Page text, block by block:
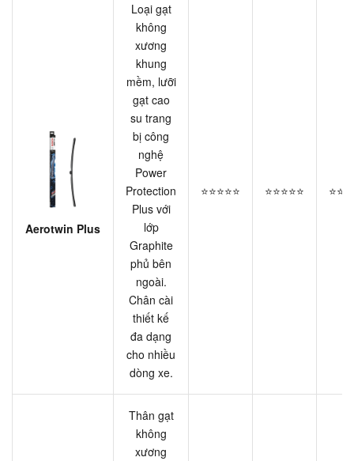
Aerotwin Plus
Loại gạt
không
xương
khung
mềm, lưỡi
gạt cao
su trang
bị công
nghệ
Power
Protection
Plus với
lớp
Graphite
phủ bên
ngoài.
Chân cài
thiết kế
đa dạng
cho nhiều
dòng xe.
⭐⭐⭐⭐⭐ ⭐⭐⭐⭐⭐
Thân gạt
không
xương